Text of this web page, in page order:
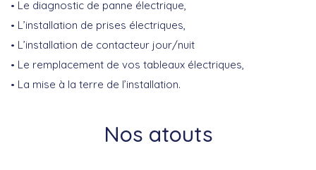
Le diagnostic de panne électrique,
L’installation de prises électriques,
L’installation de contacteur jour/nuit
Le remplacement de vos tableaux électriques,
La mise à la terre de l’installation.
Nos atouts